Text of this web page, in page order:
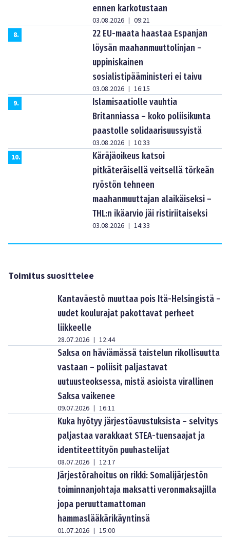
ennen karkotustaan
03.08.2026 | 09:21
8.
22 EU-maata haastaa Espanjan
löysän maahanmuuttolinjan –
uppiniskainen
sosialistipääministeri ei taivu
03.08.2026 | 16:15
9.
Islamisaatiolle vauhtia
Britanniassa – koko poliisikunta
paastolle solidaarisuussyistä
03.08.2026 | 10:33
10.
Käräjäoikeus katsoi
pitkäteräisellä veitsellä törkeän
ryöstön tehneen
maahanmuuttajan alaikäiseksi –
THL:n ikäarvio jäi ristiriitaiseksi
03.08.2026 | 14:33
Toimitus suosittelee
Kantaväestö muuttaa pois Itä-Helsingistä –
uudet koulurajat pakottavat perheet
liikkeelle
28.07.2026 | 12:44
Saksa on häviämässä taistelun rikollisuutta
vastaan – poliisit paljastavat
uutuusteoksessa, mistä asioista virallinen
Saksa vaikenee
09.07.2026 | 16:11
Kuka hyötyy järjestöavustuksista – selvitys
paljastaa varakkaat STEA-tuensaajat ja
identiteettityön puuhastelijat
08.07.2026 | 12:17
Järjestörahoitus on rikki: Somalijärjestön
toiminnanjohtaja maksatti veronmaksajilla
jopa peruuttamattoman
hammaslääkärikäyntinsä
01.07.2026 | 15:00